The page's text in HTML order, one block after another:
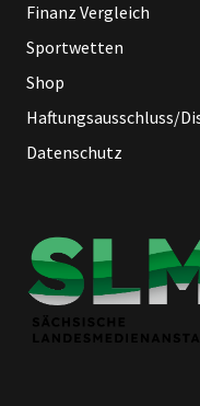
Finanz Vergleich
Sportwetten
Shop
Haftungsausschluss/
Datenschutz